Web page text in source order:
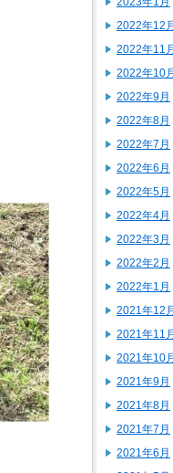
2022年12月
2022年11月
2022年10月
2022年9月
2022年8月
2022年7月
2022年6月
2022年5月
2022年4月
2022年3月
2022年2月
2022年1月
2021年12月
2021年11月
2021年10月
2021年9月
2021年8月
2021年7月
2021年6月